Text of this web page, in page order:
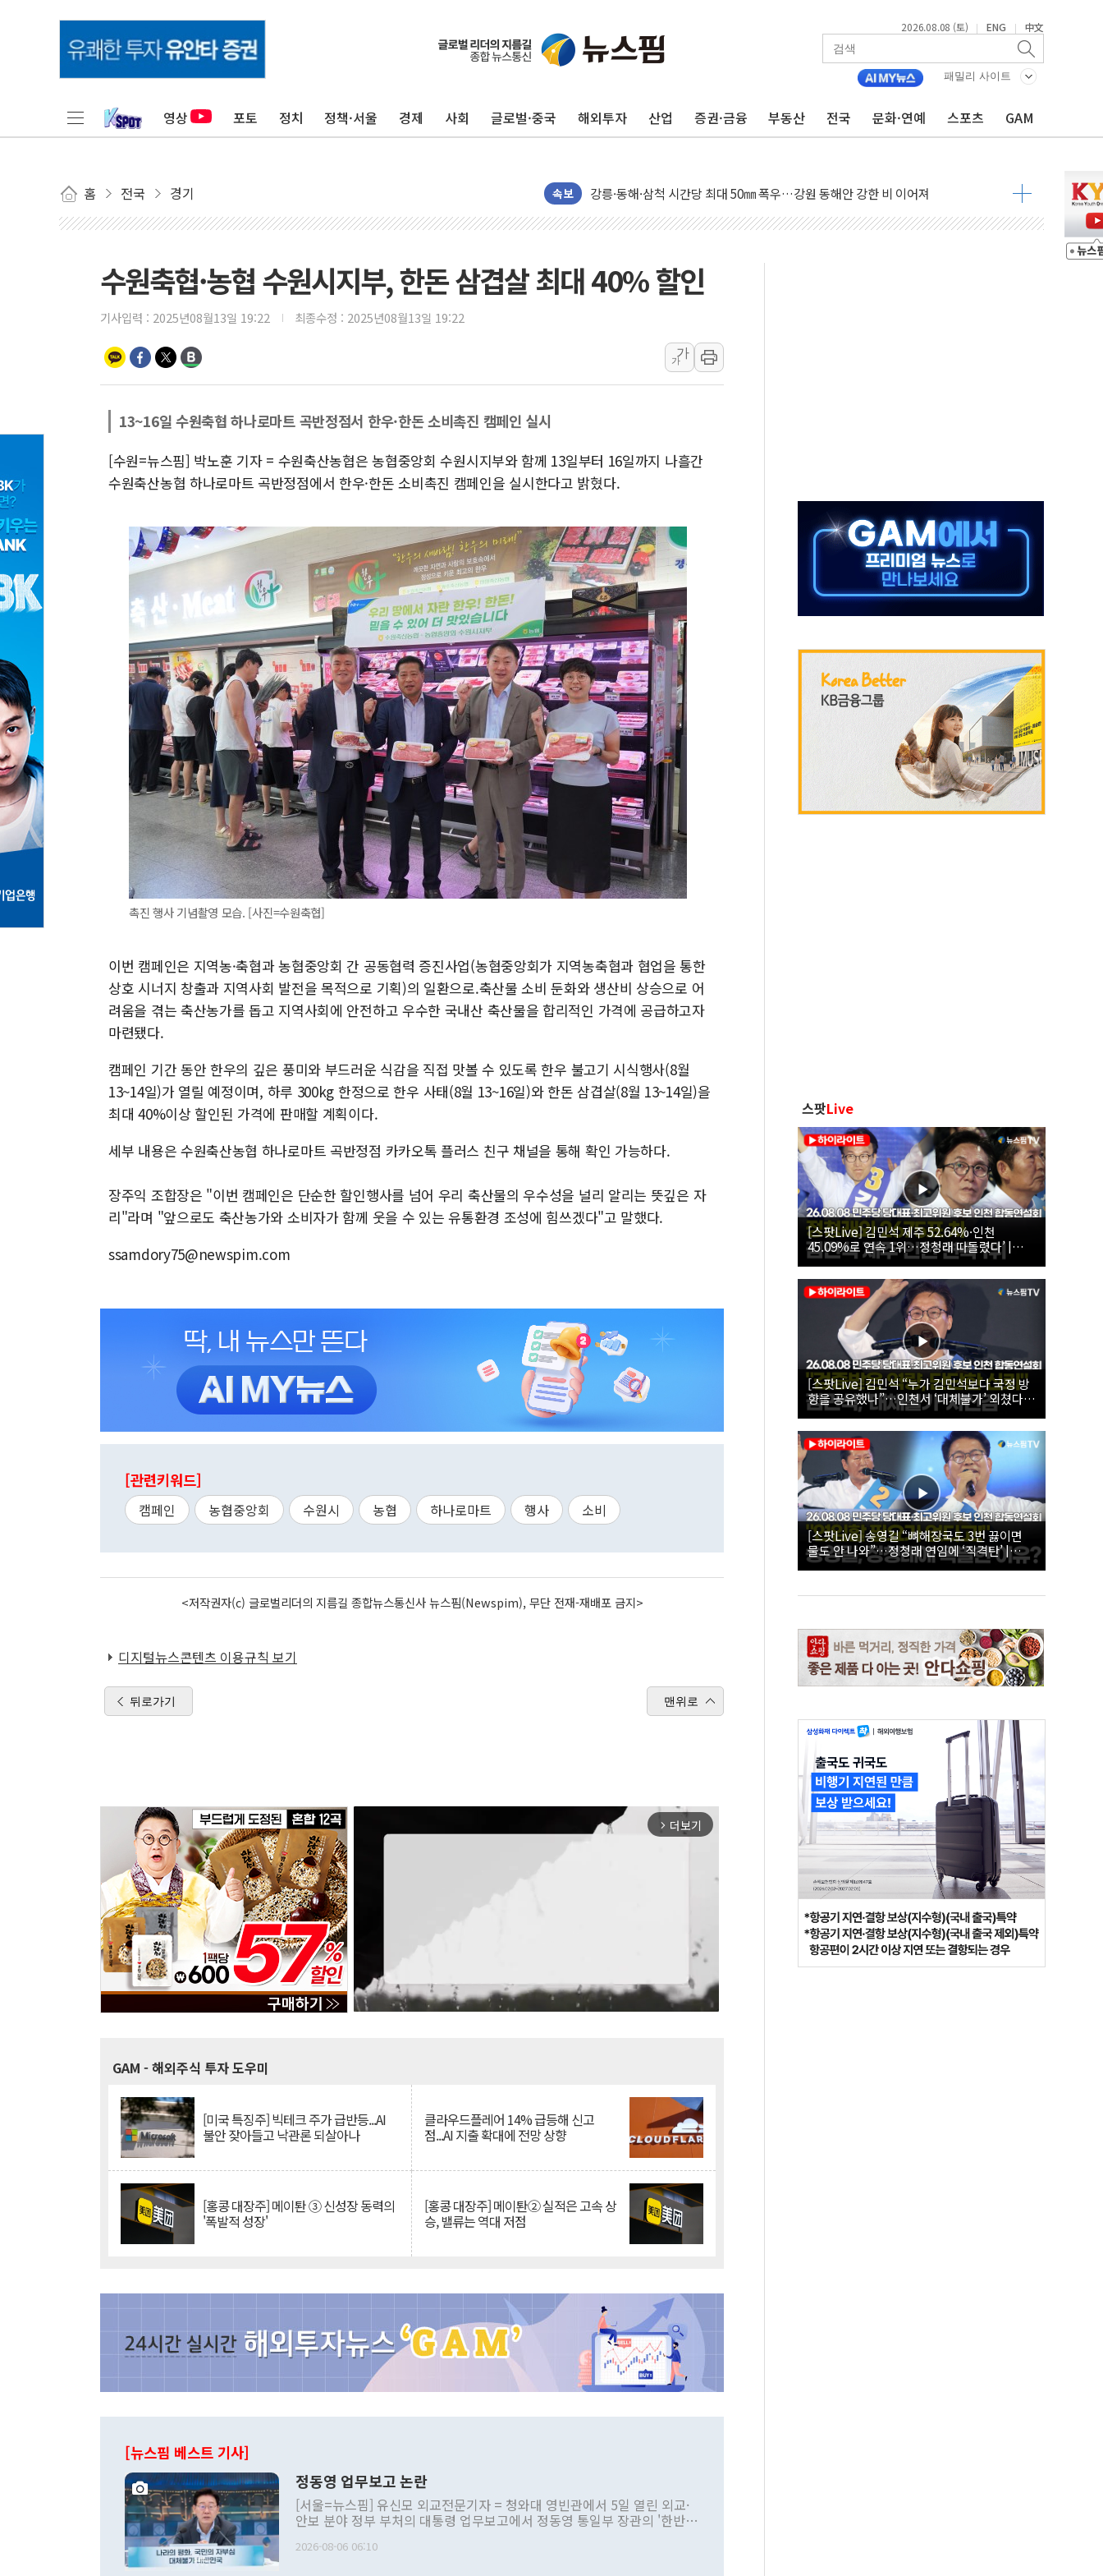
2026.08.08 (토) | ENG | 中文
패밀리 사이트
영상 포토 정치 정책·서울 경제 사회 글로벌·중국 해외투자 산업 증권·금융 부동산 전국 문화·연예 스포츠 GAM
홈 전국 경기 속보
[속보] 민주, 제주·인천 경선 결과 발표...김민석 47.75% 정청래 42.08%
[속보] 민주, 인천 경선 결과 발표...김민석 45.09% 정청래 43.27% 송영길 11.63%
이번주 국내 주요 금융일정(8.10~8.14)
美, 이란전 출구전략 만지작…공습 한계·탄약 부족 현실화
폐기물 수거하다 참변…60대 환경미화원 수거차에 치여 사망
서울 중랑구 주택가서 흉기 난동…60대 남성 2명 숨져
여수 오동도 인근 해상서 모터보트 전복…1명 사망·1명 실종
추미애, '위안부' 피해자 기림의 날 참석..."국제적 시민 연대로 목소리 내야"
인천서 말다툼 중 어머니 흉기 살해 10대 아들 체포
'화합' 꺼낸 김민석에 '뻔뻔' 받아친 정청래…제주 연설서 신경전 고조
李대통령, ISA 개편 재검토 지시…與 "적극 환영"·野 "졸속 국정"
中 전방위 아파트 부양, 수도 베이징도 부동산 규제 철폐
인제 용대리 계곡서 수위 상승으로 피서객 7명 고립…전원 구조
동해시, 11~14일 '별똥별 멍' 운영…페르세우스 유성우 관측
수원축협·농협 수원시지부, 한돈 삼겹살 최대 40% 할인
기사입력 : 2025년08월13일 19:22 최종수정 : 2025년08월13일 19:22
가
가
13~16일 수원축협 하나로마트 곡반정점서 한우·한돈 소비촉진 캠페인 실시
[수원=뉴스핌] 박노훈 기자 = 수원축산농협은 농협중앙회 수원시지부와 함께 13일부터 16일까지 나흘간
수원축산농협 하나로마트 곡반정점에서 한우·한돈 소비촉진 캠페인을 실시한다고 밝혔다.
촉진 행사 기념촬영 모습. [사진=수원축협]
이번 캠페인은 지역농·축협과 농협중앙회 간 공동협력 증진사업(농협중앙회가 지역농축협과 협업을 통한
상호 시너지 창출과 지역사회 발전을 목적으로 기획)의 일환으로.축산물 소비 둔화와 생산비 상승으로 어
려움을 겪는 축산농가를 돕고 지역사회에 안전하고 우수한 국내산 축산물을 합리적인 가격에 공급하고자
마련됐다.
캠페인 기간 동안 한우의 깊은 풍미와 부드러운 식감을 직접 맛볼 수 있도록 한우 불고기 시식행사(8월
13~14일)가 열릴 예정이며, 하루 300kg 한정으로 한우 사태(8월 13~16일)와 한돈 삼겹살(8월 13~14일)을
최대 40%이상 할인된 가격에 판매할 계획이다.
세부 내용은 수원축산농협 하나로마트 곡반정점 카카오톡 플러스 친구 채널을 통해 확인 가능하다.
장주익 조합장은 "이번 캠페인은 단순한 할인행사를 넘어 우리 축산물의 우수성을 널리 알리는 뜻깊은 자
리"라며 "앞으로도 축산농가와 소비자가 함께 웃을 수 있는 유통환경 조성에 힘쓰겠다"고 말했다.
ssamdory75@newspim.com
[관련키워드]
캠페인 농협중앙회 수원시 농협 하나로마트 행사 소비
<저작권자(c) 글로벌리더의 지름길 종합뉴스통신사 뉴스핌(Newspim), 무단 전재-재배포 금지>
디지털뉴스콘텐츠 이용규칙 보기
뒤로가기 맨위로
arrow_forward_ios 더보기
GAM - 해외주식 투자 도우미
[미국 특징주] 빅테크 주가 급반등...AI
불안 잦아들고 낙관론 되살아나
클라우드플레어 14% 급등해 신고
점...AI 지출 확대에 전망 상향
[홍콩 대장주] 메이퇀 ③ 신성장 동력의
'폭발적 성장'
[홍콩 대장주] 메이퇀② 실적은 고속 상
승, 밸류는 역대 저점
[뉴스핌 베스트 기사]
정동영 업무보고 논란
[서울=뉴스핌] 유신모 외교전문기자 = 청와대 영빈관에서 5일 열린 외교·
안보 분야 정부 부처의 대통령 업무보고에서 정동영 통일부 장관의 '한반도
발언 중에는 정부 내 조율을 거치지 않은 사안을 정책으로 추진하겠다고 공
2026-08-06 06:10
스팟Live
[스팟Live] 김민석 제주 52.64%·인천
45.09%로 연속 1위…정청래 따돌렸다’ |
26.08.08 더불어민주당 당대표·최고위원 후
보 인천 합동연설회
[스팟Live] 김민석 “누가 김민석보다 국정 방
향을 공유했나”…인천서 ‘대체불가’ 외쳤다 |
26.08.08 더불어민주당 당대표·최고위원 후
보 인천 합동연설회
[스팟Live] 송영길 “뼈해장국도 3번 끓이면
물도 안 나와”…정청래 연임에 ‘직격탄’ |
26.08.08 더불어민주당 당대표·최고위원 후